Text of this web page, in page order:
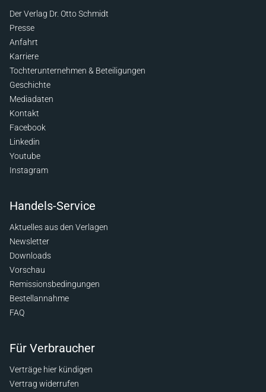
Der Verlag Dr. Otto Schmidt
Presse
Anfahrt
Karriere
Tochterunternehmen & Beteiligungen
Geschichte
Mediadaten
Kontakt
Facebook
Linkedin
Youtube
Instagram
Handels-Service
Aktuelles aus den Verlagen
Newsletter
Downloads
Vorschau
Remissionsbedingungen
Bestellannahme
FAQ
Für Verbraucher
Verträge hier kündigen
Vertrag widerrufen